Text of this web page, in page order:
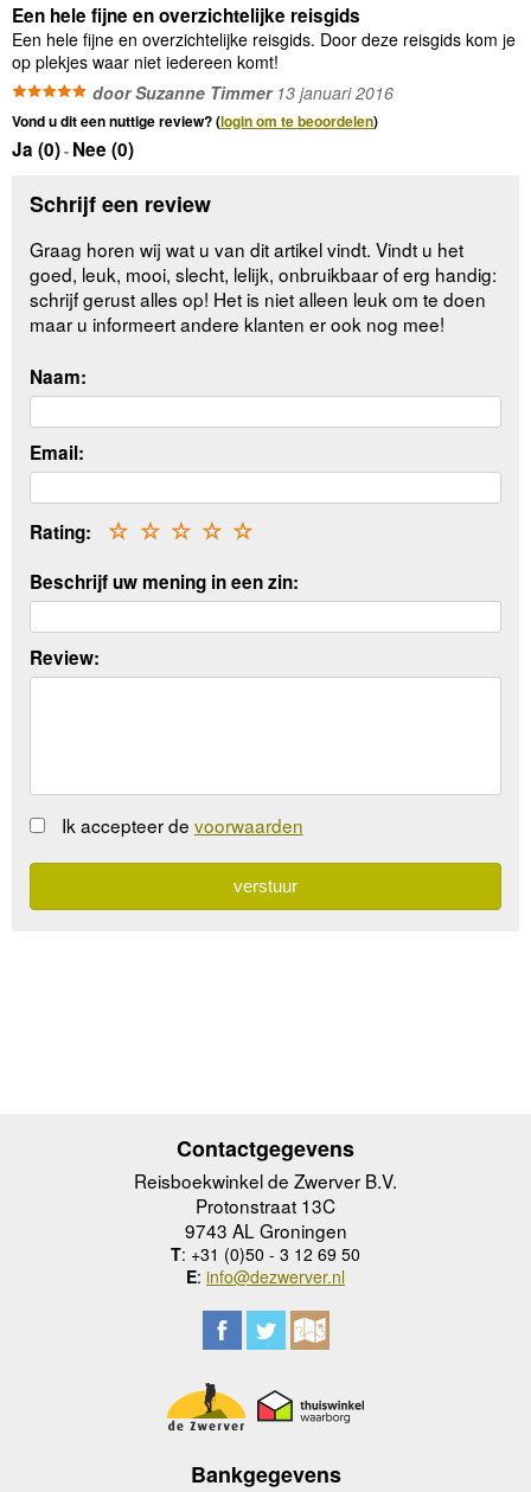
Een hele fijne en overzichtelijke reisgids
Een hele fijne en overzichtelijke reisgids. Door deze reisgids kom je
op plekjes waar niet iedereen komt!
door Suzanne Timmer13 januari 2016
Vond u dit een nuttige review? (login om te beoordelen)
Ja (0)- Nee (0)
Schrijf een review
Graag horen wij wat u van dit artikel vindt. Vindt u het
goed, leuk, mooi, slecht, lelijk, onbruikbaar of erg handig:
schrijf gerust alles op! Het is niet alleen leuk om te doen
maar u informeert andere klanten er ook nog mee!
Naam:
Email:
Rating: ☆
☆
☆
☆
☆
Beschrijf uw mening in een zin:
Review:
Ik accepteer de voorwaarden
Contactgegevens
Reisboekwinkel de Zwerver B.V.
Protonstraat 13C
9743 AL Groningen
T: +31 (0)50 - 3 12 69 50
E: info@dezwerver.nl
Bankgegevens